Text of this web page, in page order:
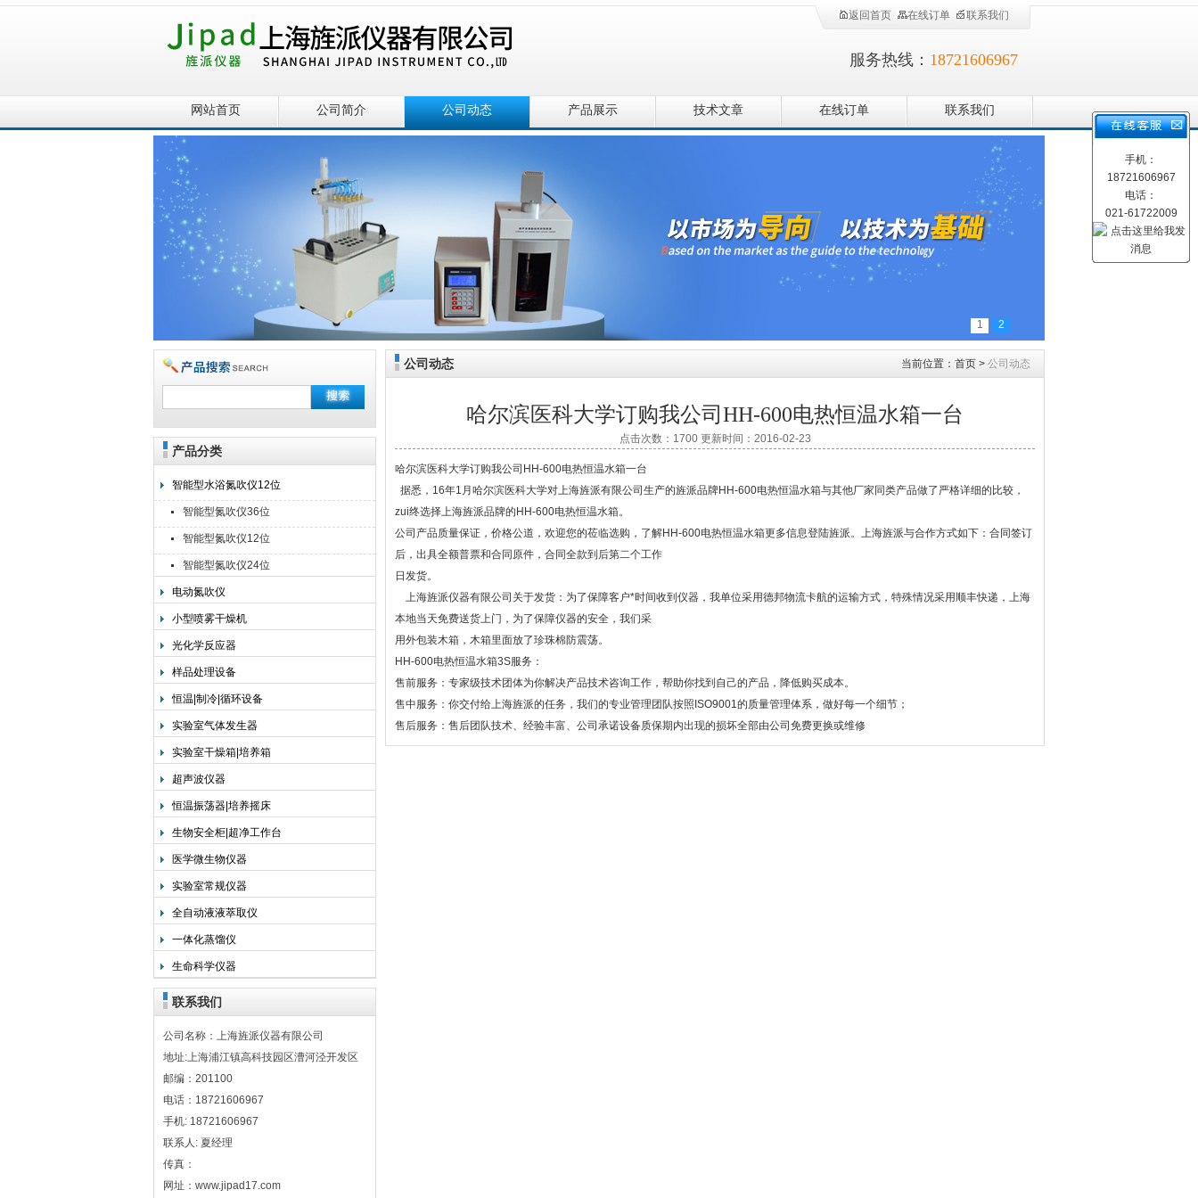
上海旌派仪器有限公司
返回首页 在线订单 联系我们
服务热线： 18721606967
网站首页 公司简介 公司动态 产品展示 技术文章 在线订单 联系我们
1 2
产品分类
智能型水浴氮吹仪12位
智能型氮吹仪36位
智能型氮吹仪12位
智能型氮吹仪24位
电动氮吹仪
小型喷雾干燥机
光化学反应器
样品处理设备
恒温|制冷|循环设备
实验室气体发生器
实验室干燥箱|培养箱
超声波仪器
恒温振荡器|培养摇床
生物安全柜|超净工作台
医学微生物仪器
实验室常规仪器
全自动液液萃取仪
一体化蒸馏仪
生命科学仪器
联系我们
公司名称：上海旌派仪器有限公司
地址:上海浦江镇高科技园区漕河泾开发区
邮编：201100
电话：18721606967
手机: 18721606967
联系人: 夏经理
传真：
网址：www.jipad17.com
公司动态 当前位置： 首页 > 公司动态
哈尔滨医科大学订购我公司HH-600电热恒温水箱一台
点击次数：1700 更新时间：2016-02-23
哈尔滨医科大学订购我公司HH-600电热恒温水箱一台
据悉，16年1月哈尔滨医科大学对上海旌派有限公司生产的旌派品牌HH-600电热恒温水箱与其他厂家同类产品做了严格详细的比较，
zui终选择上海旌派品牌的HH-600电热恒温水箱。
公司产品质量保证，价格公道，欢迎您的莅临选购，了解HH-600电热恒温水箱更多信息登陆旌派。上海旌派与合作方式如下：合同签订
后，出具全额普票和合同原件，合同全款到后第二个工作
日发货。
上海旌派仪器有限公司关于发货：为了保障客户*时间收到仪器，我单位采用德邦物流卡航的运输方式，特殊情况采用顺丰快递，上海
本地当天免费送货上门，为了保障仪器的安全，我们采
用外包装木箱，木箱里面放了珍珠棉防震荡。
HH-600电热恒温水箱3S服务：
售前服务：专家级技术团体为你解决产品技术咨询工作，帮助你找到自己的产品，降低购买成本。
售中服务：你交付给上海旌派的任务，我们的专业管理团队按照ISO9001的质量管理体系，做好每一个细节；
售后服务：售后团队技术、经验丰富、公司承诺设备质保期内出现的损坏全部由公司免费更换或维修
手机：
18721606967
电话：
021-61722009